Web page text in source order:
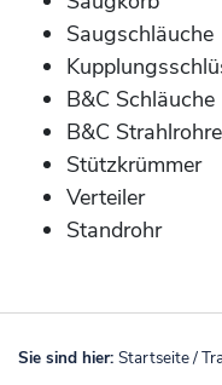
Saugschläuche
B&C Schläuche
B&C Strahlrohre
Stützkrümmer
Verteiler
Standrohr
Sie sind hier: Startseite/